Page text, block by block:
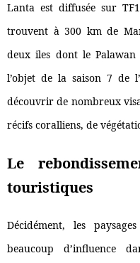
Lanta est diffusée sur
trouvent à 300 km de
deux iles dont le
l’objet de la saison 7 de
découvrir de nombreux
récifs coralliens, de
Le
touristiques
Décidément, les
beaucoup d’influence